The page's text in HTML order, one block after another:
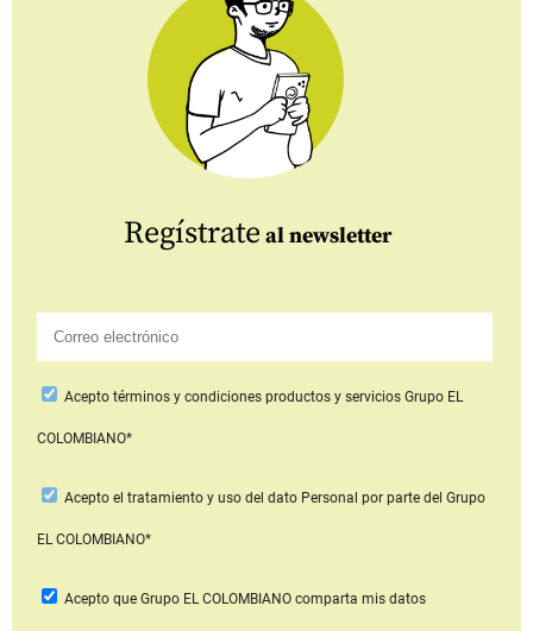
Regístrate al newsletter
Aceptotérminos y condiciones productos y serviciosGrupo EL
COLOMBIANO*
Acepto el tratamiento y uso del dato Personal por parte del Grupo
EL COLOMBIANO*
Acepto que Grupo EL COLOMBIANOcomparta mis datos